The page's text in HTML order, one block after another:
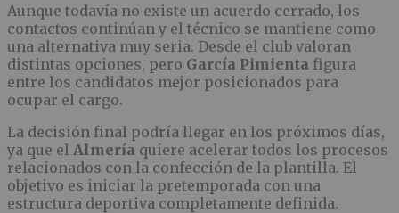
Aunque todavía no existe un acuerdo cerrado, los
contactos continúan y el técnico se mantiene como
una alternativa muy seria. Desde el club valoran
distintas opciones, pero García Pimienta figura
entre los candidatos mejor posicionados para
ocupar el cargo.
La decisión final podría llegar en los próximos días,
ya que el Almería quiere acelerar todos los procesos
relacionados con la confección de la plantilla. El
objetivo es iniciar la pretemporada con una
estructura deportiva completamente definida.